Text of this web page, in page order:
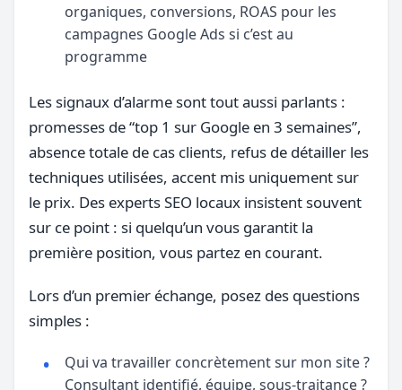
organiques, conversions, ROAS pour les
campagnes Google Ads si c’est au
programme
Les signaux d’alarme sont tout aussi parlants :
promesses de “top 1 sur Google en 3 semaines”,
absence totale de cas clients, refus de détailler les
techniques utilisées, accent mis uniquement sur
le prix. Des experts SEO locaux insistent souvent
sur ce point : si quelqu’un vous garantit la
première position, vous partez en courant.
Lors d’un premier échange, posez des questions
simples :
Qui va travailler concrètement sur mon site ?
Consultant identifié, équipe, sous-traitance ?